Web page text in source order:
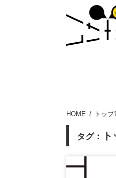
HOME トップ
タグ：